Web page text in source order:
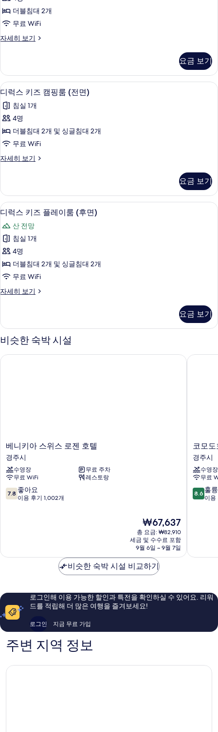
보
기
히
보
어
스
트
면)
사
진
모
두
보
기
더블침대 2개
무료 WiFi
자세히 보기
프
스
위
트
(후
면)
자
히
보
요금 보기
디
럭
스
키
즈
핑
(전
면)
사
진
모
두
보
기
디럭스 키즈 캠핑룸 (전면) | 저자극성
3
디럭스 키즈 캠핑룸 (전면)
침실 1개
4명
더블침대 2개 및 싱글침대 2개
무료 WiFi
자세히 보기
디
즈
캠
핑
룸
(전
면)
자
세
히
보
기
요금 보기
디
럭
스
키
즈
플
이
(후
면)
사
진
디럭스 키즈 플레이룸 (후면) | 저자극
2
디럭스 키즈 플레이룸 (후면)
산 전망
침실 1개
4명
더블침대 2개 및 싱글침대 2개
무료 WiFi
자세히 보기
디
즈
플
레
룸
요금 보기
비슷한 숙박 시설
베
니
키
아
스
위
스
시
베니키아 스위스 로젠 호텔
경주시
수영장
무료 주차
무료 WiFi
레스토랑
10
점
아
후
기
1,002
개
7.8 좋아요
이용 후기 1,002개
현
재
요
금
₩67,637
₩67,637
총 요금: ₩82,910
세금 및 수수료 포함
9월 6일 ~ 9월 7일
베니키아 스위스 로젠 호텔
코
모
도
호
텔
경
주
코모
경주시
수영장
무료
10
점
륭
용
8.6 훌
이용
코모도
비슷한 숙박 시설 비교하기
로그인해 이용 가능한 할인과 특전을 확인하실 수 있어요. 리워
드를 적립해 더 많은 여행을 즐겨보세요!
로그인 지금 무료 가입
주변 지역 정보